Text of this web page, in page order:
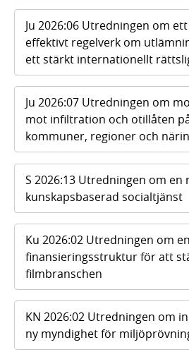
Ju 2026:06 Utredningen om
effektivt regelverk om
ett stärkt internationellt
Ju 2026:07 Utredningen om
mot infiltration och otillåten
kommuner, regioner och
S 2026:13 Utredningen om en
kunskapsbaserad socialtjänst
Ku 2026:02 Utredningen om en
finansieringsstruktur för att
filmbranschen
KN 2026:02 Utredningen om
ny myndighet för